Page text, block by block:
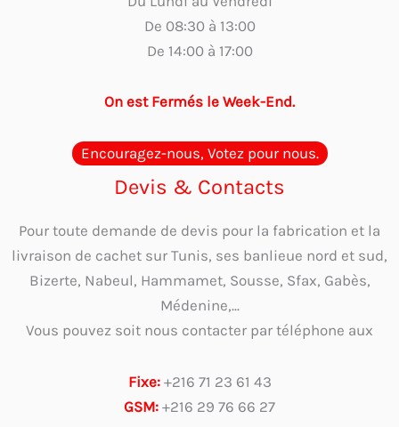
De 08:30 à 13:00
De 14:00 à 17:00
On est Fermés le Week-End.
Encouragez-nous, Votez pour nous.
Devis & Contacts
Pour toute demande de devis pour la fabrication et la
livraison de cachet sur Tunis, ses banlieue nord et sud,
Bizerte, Nabeul, Hammamet, Sousse, Sfax, Gabès,
Médenine,...
Vous pouvez soit nous contacter par téléphone aux
Fixe: +216 71 23 61 43
GSM: +216 29 76 66 27